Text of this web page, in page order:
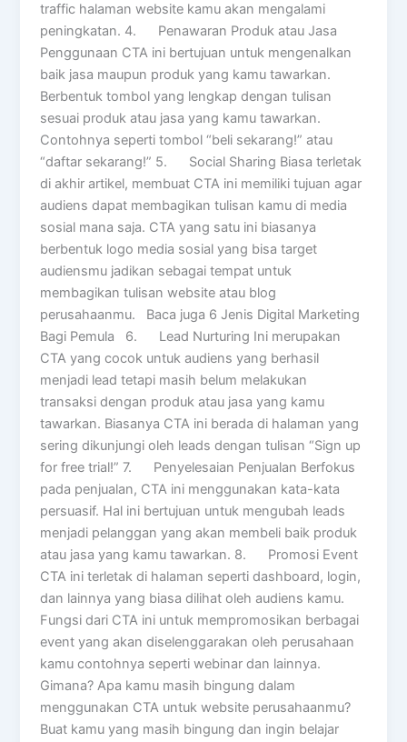
traffic halaman website kamu akan mengalami
peningkatan. 4. Penawaran Produk atau Jasa
Penggunaan CTA ini bertujuan untuk mengenalkan
baik jasa maupun produk yang kamu tawarkan.
Berbentuk tombol yang lengkap dengan tulisan
sesuai produk atau jasa yang kamu tawarkan.
Contohnya seperti tombol “beli sekarang!” atau
“daftar sekarang!” 5. Social Sharing Biasa terletak
di akhir artikel, membuat CTA ini memiliki tujuan agar
audiens dapat membagikan tulisan kamu di media
sosial mana saja. CTA yang satu ini biasanya
berbentuk logo media sosial yang bisa target
audiensmu jadikan sebagai tempat untuk
membagikan tulisan website atau blog
perusahaanmu. Baca juga 6 Jenis Digital Marketing
Bagi Pemula 6. Lead Nurturing Ini merupakan
CTA yang cocok untuk audiens yang berhasil
menjadi lead tetapi masih belum melakukan
transaksi dengan produk atau jasa yang kamu
tawarkan. Biasanya CTA ini berada di halaman yang
sering dikunjungi oleh leads dengan tulisan “Sign up
for free trial!” 7. Penyelesaian Penjualan Berfokus
pada penjualan, CTA ini menggunakan kata-kata
persuasif. Hal ini bertujuan untuk mengubah leads
menjadi pelanggan yang akan membeli baik produk
atau jasa yang kamu tawarkan. 8. Promosi Event
CTA ini terletak di halaman seperti dashboard, login,
dan lainnya yang biasa dilihat oleh audiens kamu.
Fungsi dari CTA ini untuk mempromosikan berbagai
event yang akan diselenggarakan oleh perusahaan
kamu contohnya seperti webinar dan lainnya.
Gimana? Apa kamu masih bingung dalam
menggunakan CTA untuk website perusahaanmu?
Buat kamu yang masih bingung dan ingin belajar